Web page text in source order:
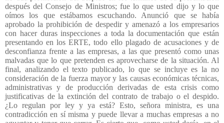
después del Consejo de Ministros; fue lo que usted dijo y lo que
oímos los que estábamos escuchando. Anunció que se había
aprobado la prohibición de despedir y amenazó a los empresarios
con hacer duras inspecciones a toda la documentación que están
presentando en los ERTE, todo ello plagado de acusaciones y de
desconfianza frente a las empresas, a las que presentó como unas
malvadas que lo que pretenden es aprovecharse de la situación. Al
final, analizando el texto publicado, lo que se incluye es la no
consideración de la fuerza mayor y las causas económicas técnicas,
administrativas y de producción derivadas de esta crisis como
justificativas de la extinción del contrato de trabajo o el despido.
¿Lo regulan por ley y ya está? Esto, señora ministra, es una
contradicción en sí misma y puede llevar a muchas empresas a no